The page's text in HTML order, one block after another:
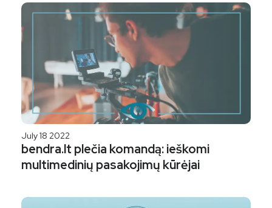
July 18 2022
bendra.lt plečia komandą: ieškomi
multimedinių pasakojimų kūrėjai